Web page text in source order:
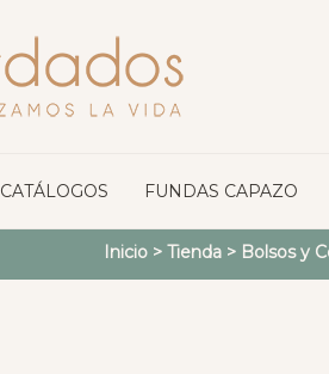
CATÁLOGOS FUNDAS CAPAZO
Inicio> Tienda> Bolsos y